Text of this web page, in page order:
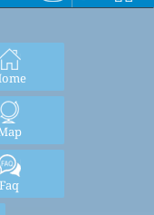
Map
Faq